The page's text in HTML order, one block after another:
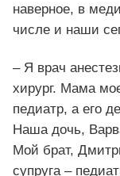
наверное, в
числе и наши
– Я врач
хирург. Мама
педиатр, а его
Наша дочь,
Мой брат,
супруга –